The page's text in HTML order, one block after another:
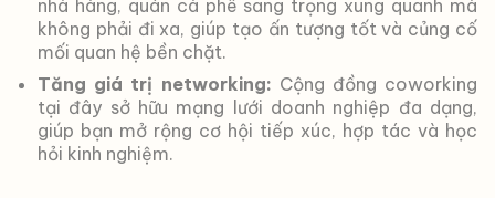
nhà hàng, quán cà phê sang trọng xung quanh mà
không phải đi xa, giúp tạo ấn tượng tốt và củng cố
mối quan hệ bền chặt.
Tăng giá trị networking: Cộng đồng coworking
tại đây sở hữu mạng lưới doanh nghiệp đa dạng,
giúp bạn mở rộng cơ hội tiếp xúc, hợp tác và học
hỏi kinh nghiệm.